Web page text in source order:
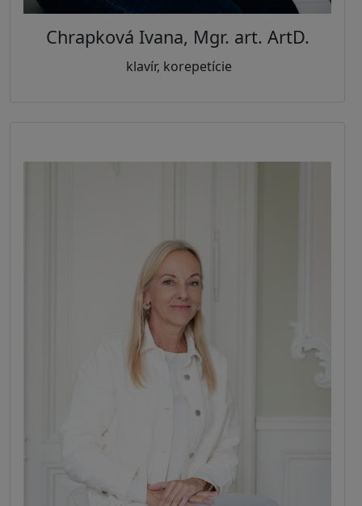
Chrapková Ivana, Mgr. art. ArtD.
klavír, korepetície